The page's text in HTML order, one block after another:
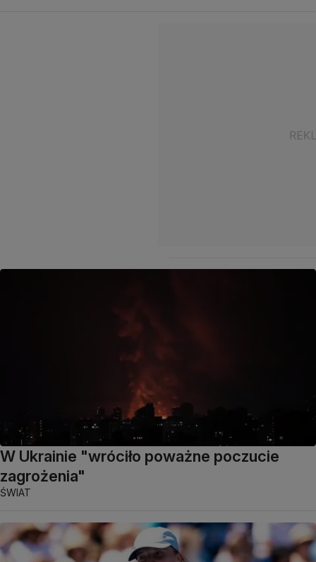
W Ukrainie "wróciło poważne poczucie
zagrożenia"
ŚWIAT